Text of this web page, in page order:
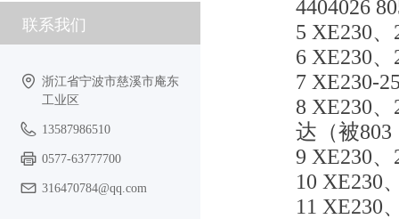
4404026
5 XE230、
6 XE230、
7 XE230-
8 XE230
达（被803
9 XE230、
10 XE230
11 XE230
联系我们
浙江省宁波市慈溪市庵东
工业区
13587986510
0577-63777700
316470784@qq.com